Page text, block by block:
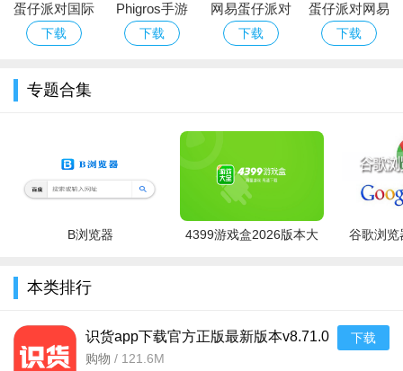
游戏中玩家需要做的事情就是拿着一个巨大的铁锤在办公室里面
狠狠的去破坏，将所有的东西都是可以砸个稀巴烂的，玩起来是
且是采用的第一视角，玩起来会更有感觉一些。
蛋仔派对国际
服Eggy Party
版
下载
Phigros手游
官方下载最新
下载
网易蛋仔派对
游戏免费版下
下载
蛋仔派对网易
版下载安卓正
下载
专题合集
B浏览器
4399游戏盒2026版本大
谷歌浏览
本类排行
识货app下载官方正版最新版本v8.71.0
安卓版
购物 / 121.6M
下载